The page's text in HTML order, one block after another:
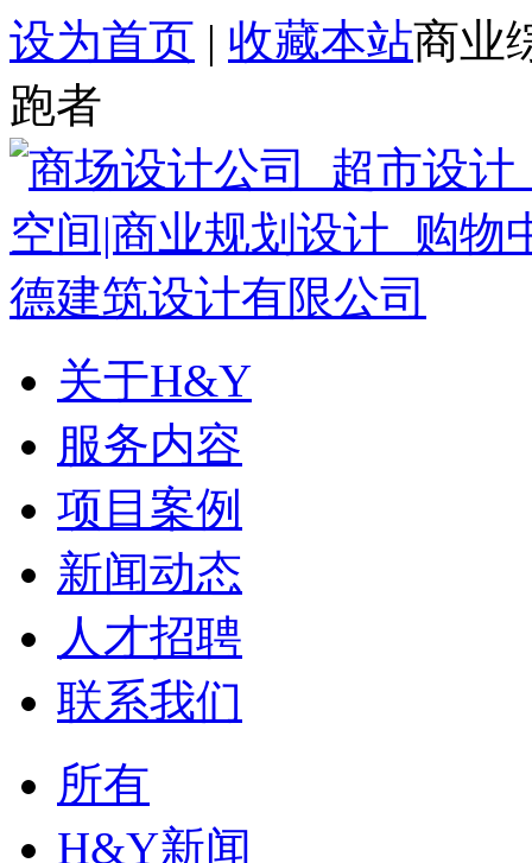
设为首页 | 收藏本站商业
跑者
关于H&Y
服务内容
项目案例
新闻动态
人才招聘
联系我们
所有
H&Y新闻